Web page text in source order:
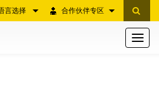
合作伙伴专区
言选择
Toggle